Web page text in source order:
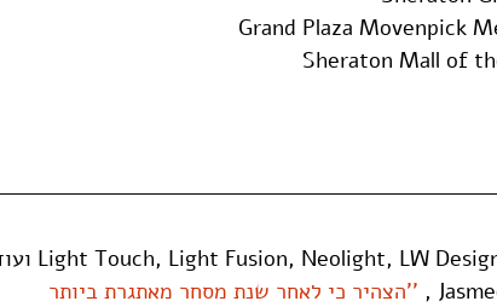
''הצהיר כי לאחר שנת מסחר מאתגרת ביותר